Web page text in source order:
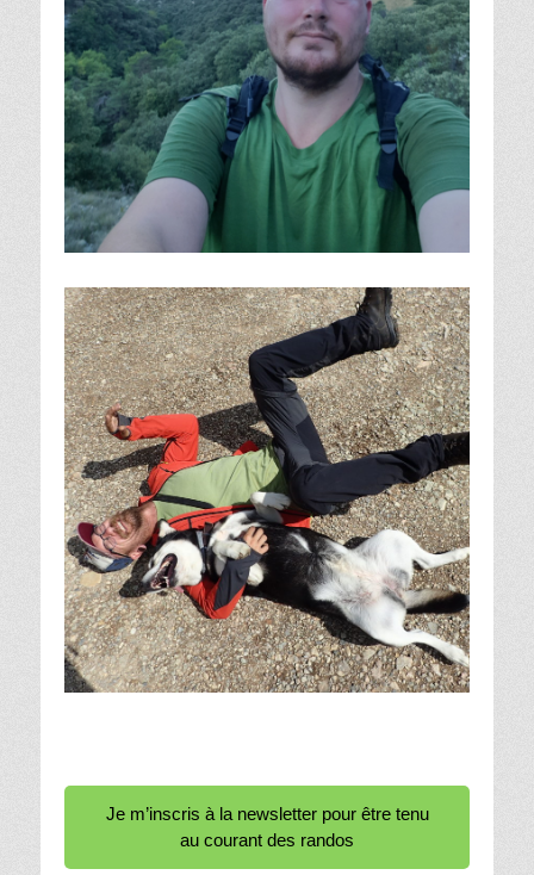
Je m’inscris à la newsletter pour être tenu
au courant des randos